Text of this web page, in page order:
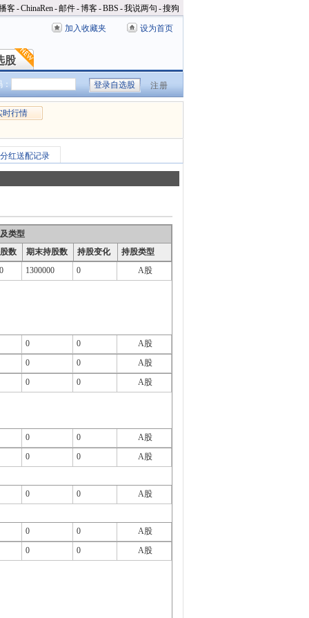
客-ChinaRen-邮件-博客-BBS -我说两句 -搜狗
加入收藏夹 设为首页
股
股
注册
时行情
分红送配记录
类型
数
期末持股数 持股变化 持股类型
1300000 0 A股
0 0 A股
0 0 A股
0 0 A股
0 0 A股
0 0 A股
0 0 A股
0 0 A股
0 0 A股